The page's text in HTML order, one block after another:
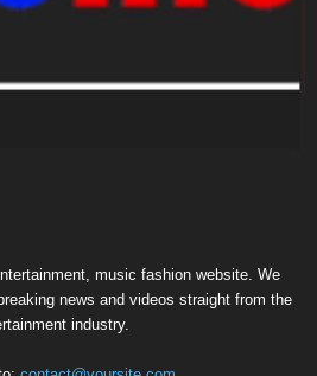
music fashion website. We
news and videos straight from the
industry.